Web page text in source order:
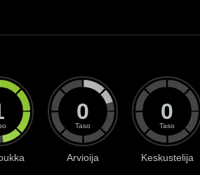
0
Taso
Arvioija
0
Taso
Keskustelija